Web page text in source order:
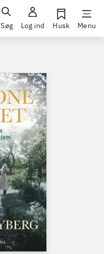
Søg Log ind Husk Menu